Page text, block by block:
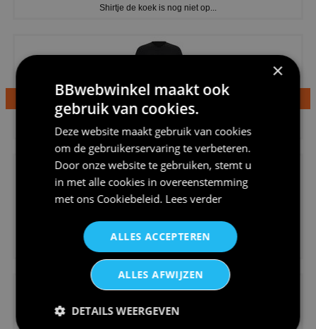
Shirtje de koek is nog niet op...
€24,95
Dames v hals t-shirt prinses v...
€24,95
×
BBwebwinkel maakt ook
gebruik van cookies.
Deze website maakt gebruik van cookies
om de gebruikerservaring te verbeteren.
Door onze website te gebruiken, stemt u
in met alle cookies in overeenstemming
met ons Cookiebeleid. Lees verder
ALLES ACCEPTEREN
ALLES AFWIJZEN
DETAILS WEERGEVEN